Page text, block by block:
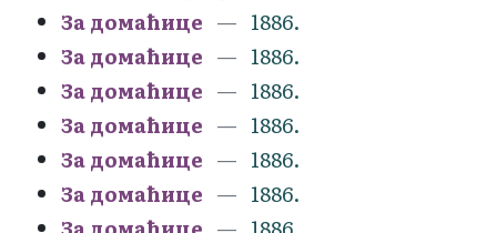
За домаћице
1886.
За домаћице
1886.
За домаћице
1886.
За домаћице
1886.
За домаћице
1886.
За домаћице
1886.